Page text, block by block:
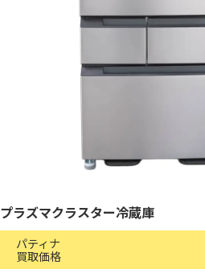
プラズマクラスター冷蔵庫
パティナ
買取価格